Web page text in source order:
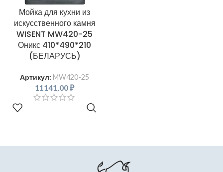
Мойка для кухни из
искусственного камня
WISENT MW420-25
Оникс 410*490*210
(БЕЛАРУСЬ)
Артикул: MW420-25
11141,00₽